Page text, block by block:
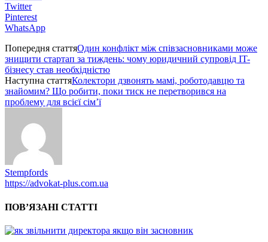
Twitter
Pinterest
WhatsApp
Попередня статтяОдин конфлікт між співзасновниками може
знищити стартап за тиждень: чому юридичний супровід IT-
бізнесу став необхідністю
Наступна статтяКолектори дзвонять мамі, роботодавцю та
знайомим? Що робити, поки тиск не перетворився на
проблему для всієї сім’ї
Stempfords
https://advokat-plus.com.ua
ПОВ’ЯЗАНІ СТАТТІ